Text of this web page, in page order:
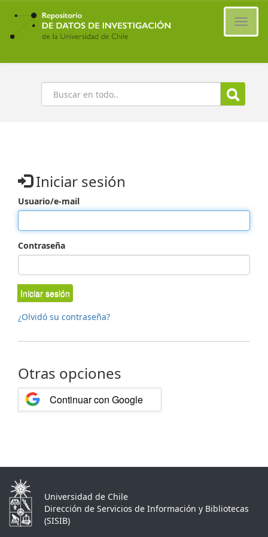
Ir
contenido
principal
Buscar
Iniciar sesión
Usuario/e-mail
Contraseña
Iniciar sesión
¿Olvidó su contraseña?
Otras opciones
Continuar con Google
Universidad de Chile
Dirección de Servicios de Información y Bibliotecas
(SISIB)